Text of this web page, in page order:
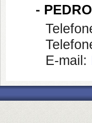
-
E-mail: